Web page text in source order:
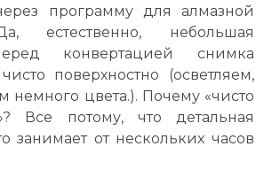
программу для алмазной
естественно, небольшая
конвертацией снимка
поверхностно (осветляем,
немного цвета.). Почему «чисто
Все потому, что детальная
занимает от нескольких часов